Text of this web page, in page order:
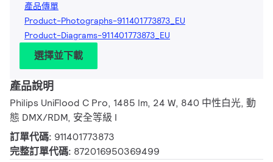
產品傳單
Product-Photographs-911401773873_EU
Product-Diagrams-911401773873_EU
選擇並下載
產品說明
Philips UniFlood C Pro, 1485 lm, 24 W, 840 中性白光, 動
態 DMX/RDM, 安全等級 I
訂單代碼: 911401773873
完整訂單代碼: 872016950369499